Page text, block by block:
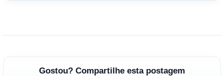
Gostou? Compartilhe esta postagem